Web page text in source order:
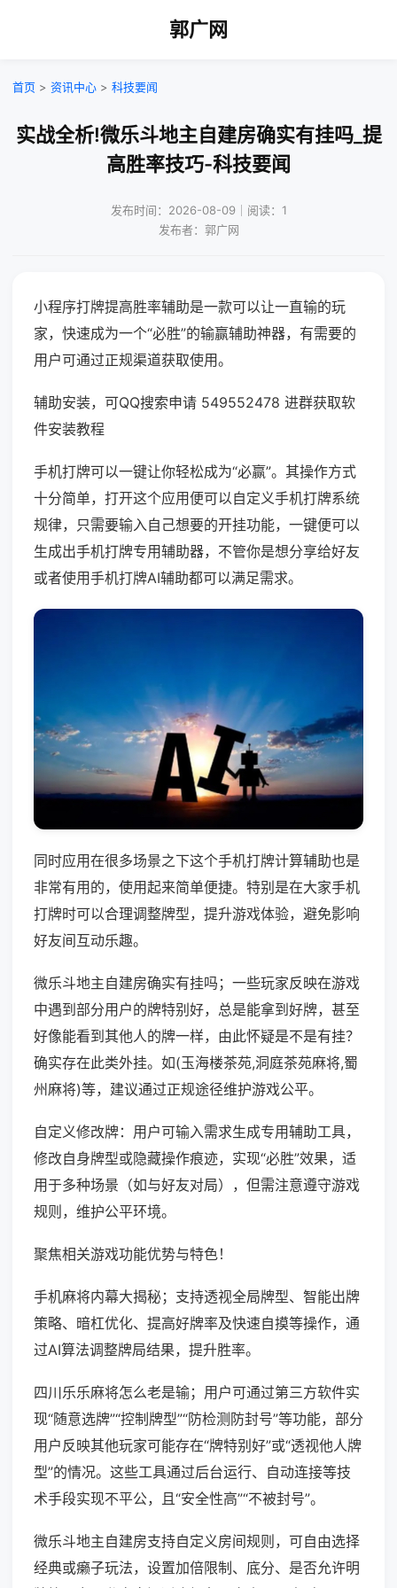
郭广网
首页 > 资讯中心 > 科技要闻
实战全析!微乐斗地主自建房确实有挂吗_提
高胜率技巧-科技要闻
发布时间：2026-08-09｜阅读：1
发布者：郭广网
小程序打牌提高胜率辅助是一款可以让一直输的玩
家，快速成为一个“必胜”的输赢辅助神器，有需要的
用户可通过正规渠道获取使用。
辅助安装，可QQ搜索申请 549552478 进群获取软
件安装教程
手机打牌可以一键让你轻松成为“必赢”。其操作方式
十分简单，打开这个应用便可以自定义手机打牌系统
规律，只需要输入自己想要的开挂功能，一键便可以
生成出手机打牌专用辅助器，不管你是想分享给好友
或者使用手机打牌AI辅助都可以满足需求。
同时应用在很多场景之下这个手机打牌计算辅助也是
非常有用的，使用起来简单便捷。特别是在大家手机
打牌时可以合理调整牌型，提升游戏体验，避免影响
好友间互动乐趣。
微乐斗地主自建房确实有挂吗；一些玩家反映在游戏
中遇到部分用户的牌特别好，总是能拿到好牌，甚至
好像能看到其他人的牌一样，由此怀疑是不是有挂？
确实存在此类外挂。如(玉海楼茶苑,洞庭茶苑麻将,蜀
州麻将)等，建议通过正规途径维护游戏公平。
自定义修改牌：用户可输入需求生成专用辅助工具，
修改自身牌型或隐藏操作痕迹，实现“必胜”效果，适
用于多种场景（如与好友对局），但需注意遵守游戏
规则，维护公平环境。
聚焦相关游戏功能优势与特色！
手机麻将内幕大揭秘；支持透视全局牌型、智能出牌
策略、暗杠优化、提高好牌率及快速自摸等操作，通
过AI算法调整牌局结果，提升胜率。
四川乐乐麻将怎么老是输；用户可通过第三方软件实
现“随意选牌”“控制牌型”“防检测防封号”等功能，部分
用户反映其他玩家可能存在“牌特别好”或“透视他人牌
型”的情况。这些工具通过后台运行、自动连接等技
术手段实现不平公，且“安全性高”“不被封号”。
微乐斗地主自建房支持自定义房间规则，可自由选择
经典或癞子玩法，设置加倍限制、底分、是否允许明